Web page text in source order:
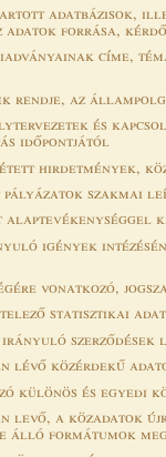
adatbázisok,
forrása,
címe,
rendje, az
és
időpontjától
hirdetmények,
szakmai
igények
vonatkozó,
statisztikai
irányuló
lévő közérdekű
különös és egyedi
levő, a közadatok
álló formátumok